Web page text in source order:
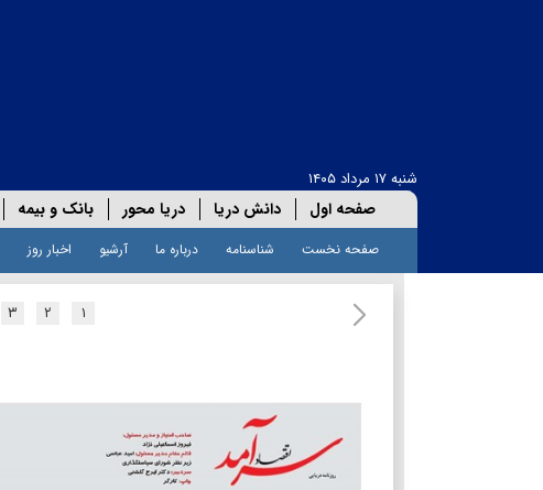
شنبه ۱۷ مرداد ۱۴۰۵
صفحه اول دانش دریا دریا محور بانک و بیمه
صفحه نخست شناسنامه درباره ما آرشیو اخبار روز
۱ ۲ ۳